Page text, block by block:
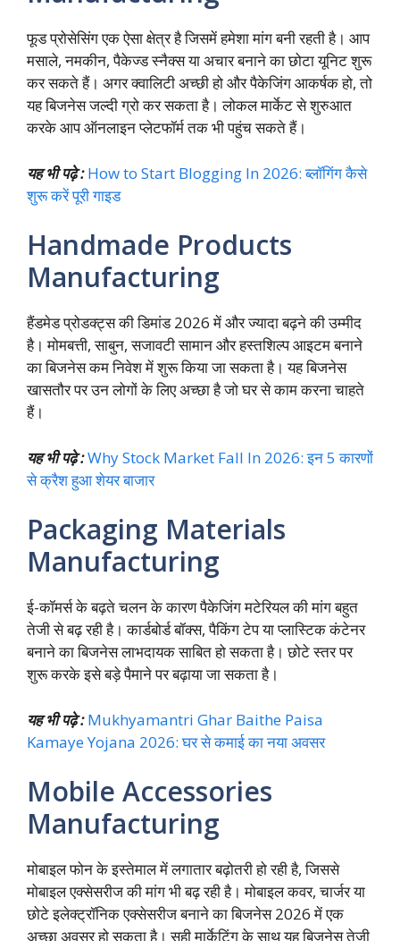
फूड प्रोसेसिंग एक ऐसा क्षेत्र है जिसमें हमेशा मांग बनी रहती है। आप
मसाले, नमकीन, पैकेज्ड स्नैक्स या अचार बनाने का छोटा यूनिट शुरू
कर सकते हैं। अगर क्वालिटी अच्छी हो और पैकेजिंग आकर्षक हो, तो
यह बिजनेस जल्दी ग्रो कर सकता है। लोकल मार्केट से शुरुआत
करके आप ऑनलाइन प्लेटफॉर्म तक भी पहुंच सकते हैं।
यह भी पढ़े : How to Start Blogging In 2026: ब्लॉगिंग कैसे
शुरू करें पूरी गाइड
Handmade Products
Manufacturing
हैंडमेड प्रोडक्ट्स की डिमांड 2026 में और ज्यादा बढ़ने की उम्मीद
है। मोमबत्ती, साबुन, सजावटी सामान और हस्तशिल्प आइटम बनाने
का बिजनेस कम निवेश में शुरू किया जा सकता है। यह बिजनेस
खासतौर पर उन लोगों के लिए अच्छा है जो घर से काम करना चाहते
हैं।
यह भी पढ़े :Why Stock Market Fall In 2026: इन 5 कारणों
से क्रैश हुआ शेयर बाजार
Packaging Materials
Manufacturing
ई-कॉमर्स के बढ़ते चलन के कारण पैकेजिंग मटेरियल की मांग बहुत
तेजी से बढ़ रही है। कार्डबोर्ड बॉक्स, पैकिंग टेप या प्लास्टिक कंटेनर
बनाने का बिजनेस लाभदायक साबित हो सकता है। छोटे स्तर पर
शुरू करके इसे बड़े पैमाने पर बढ़ाया जा सकता है।
यह भी पढ़े : Mukhyamantri Ghar Baithe Paisa
Kamaye Yojana 2026: घर से कमाई का नया अवसर
Mobile Accessories
Manufacturing
मोबाइल फोन के इस्तेमाल में लगातार बढ़ोतरी हो रही है, जिससे
मोबाइल एक्सेसरीज की मांग भी बढ़ रही है। मोबाइल कवर, चार्जर या
छोटे इलेक्ट्रॉनिक एक्सेसरीज बनाने का बिजनेस 2026 में एक
अच्छा अवसर हो सकता है। सही मार्केटिंग के साथ यह बिजनेस तेजी